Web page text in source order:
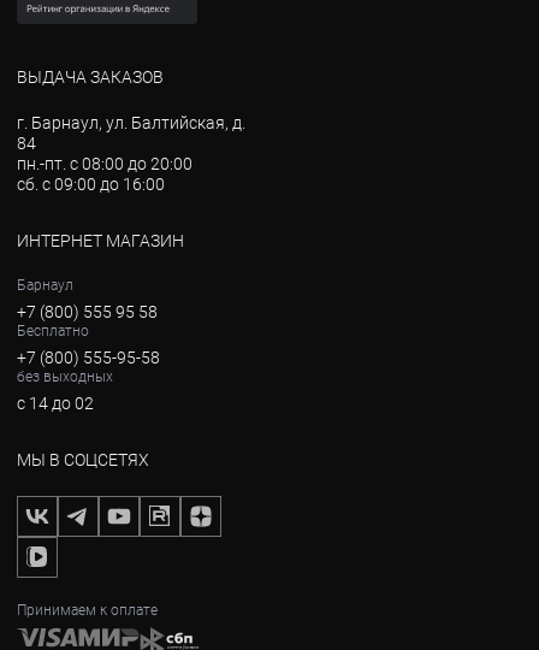
ВЫДАЧА ЗАКАЗОВ
г. Барнаул, ул. Балтийская, д.
84
пн.-пт. с 08:00 до 20:00
сб. с 09:00 до 16:00
ИНТЕРНЕТ МАГАЗИН
Барнаул
+7 (800) 555 95 58
Бесплатно
+7 (800) 555-95-58
без выходных
с 14 до 02
МЫ В СОЦСЕТЯХ
Принимаем к оплате